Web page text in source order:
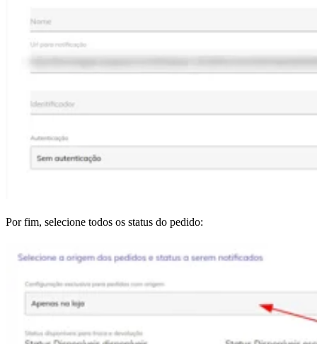
Por fim, selecione todos os status do pedido: